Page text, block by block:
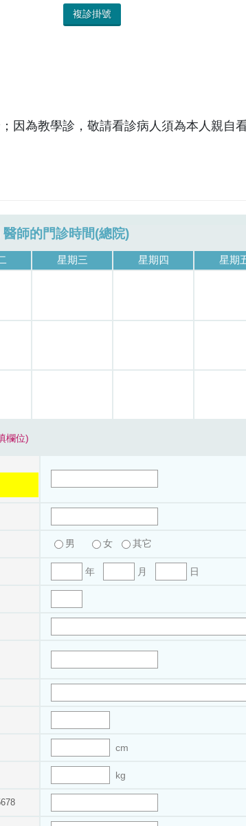
複診掛號
因為教學診，敬請看診病人須為本人親自